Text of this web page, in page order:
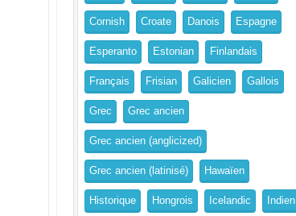
Cornish Croate Danois Espagne
Esperanto Estonian Finlandais
Français Frisian Galicien Gallois
Grec Grec ancien
Grec ancien (anglicized)
Grec ancien (latinisé) Hawaïen
Historique Hongrois Icelandic Indien